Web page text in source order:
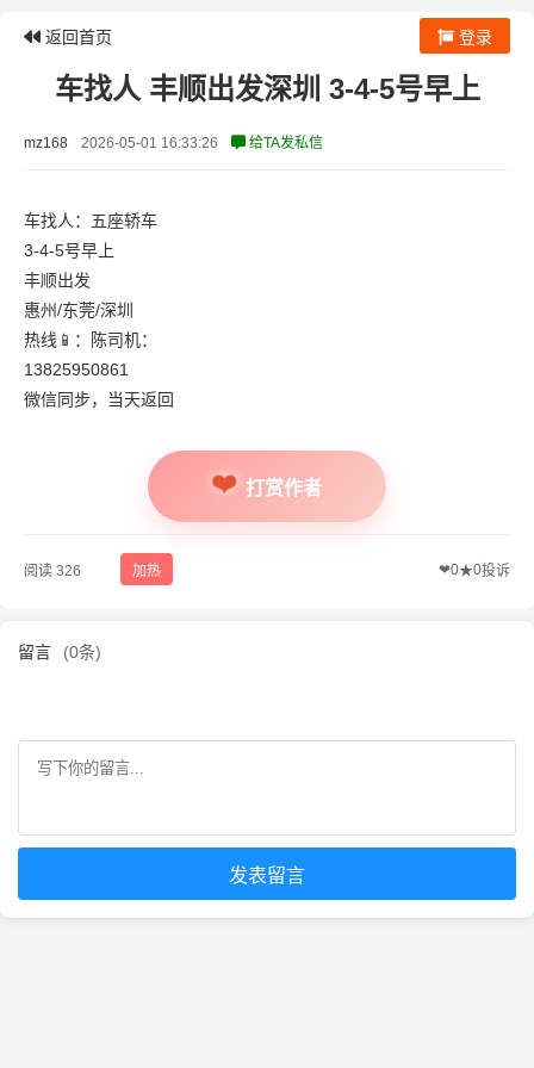
返回首页 登录
车找人 丰顺出发深圳 3-4-5号早上
mz168 2026-05-01 16:33:26 给TA发私信
车找人：五座轿车
3-4-5号早上
丰顺出发
惠州/东莞/深圳
热线📱：陈司机：
13825950861
微信同步，当天返回
打赏作者
阅读 326 加热 ❤0★0投诉
留言 (0条)
发表留言